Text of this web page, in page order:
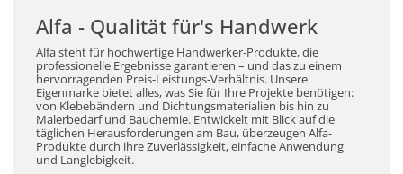
Alfa - Qualität für's Handwerk
Alfa steht für hochwertige Handwerker-Produkte, die
professionelle Ergebnisse garantieren – und das zu einem
hervorragenden Preis-Leistungs-Verhältnis. Unsere
Eigenmarke bietet alles, was Sie für Ihre Projekte benötigen:
von Klebebändern und Dichtungsmaterialien bis hin zu
Malerbedarf und Bauchemie. Entwickelt mit Blick auf die
täglichen Herausforderungen am Bau, überzeugen Alfa-
Produkte durch ihre Zuverlässigkeit, einfache Anwendung
und Langlebigkeit.